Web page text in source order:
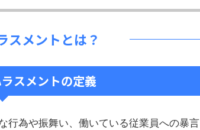
スメントとは？
スメントの定義
行為や振舞い、働いている従業員への暴言